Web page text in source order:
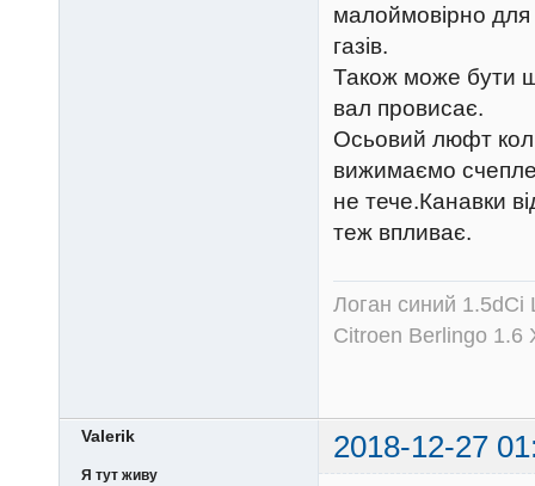
малоймовірно
газів.
Також може бути
вал провисає.
Осьовий люфт
вижимаємо
не тече.Канавки
теж впливає.
Логан синий 1.5dCi
Citroen Berlingo 1.6
Valerik 2018-12-27
Я тут живу